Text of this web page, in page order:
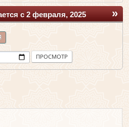
»
с 2 февраля, 2025